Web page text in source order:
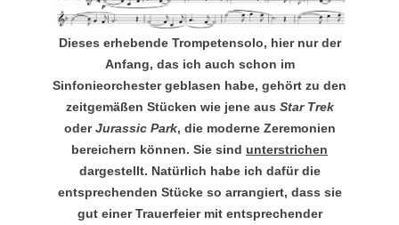
Dieses erhebende Trompetensolo, hier nur der
Anfang, das ich auch schon im
Sinfonieorchester geblasen habe, gehört zu den
zeitgemäßen Stücken wie jene aus Star Trek
oderJurassic Park, die moderne Zeremonien
bereichern können. Sie sind unterstrichen
dargestellt. Natürlich habe ich dafür die
entsprechenden Stücke so arrangiert, dass sie
gut einer Trauerfeier mit entsprechender